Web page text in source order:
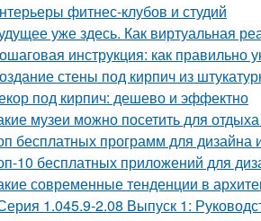
фитнес-клубов и студий
уже здесь. Как виртуальная
инструкция: как правильно
стены под кирпич из
под кирпич: дешево и эффектно
музеи можно посетить для
бесплатных программ для
10 бесплатных приложений для
современные тенденции в
1.045.9-2.08 Выпуск 1: